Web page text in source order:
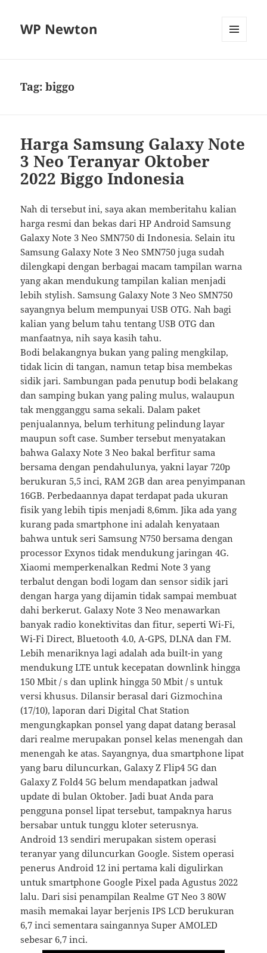
WP Newton
Tag:biggo
Harga Samsung Galaxy Note
3 Neo Teranyar Oktober
2022 Biggo Indonesia
Nah di tersebut ini, saya akan memberitahu kalian
harga resmi dan bekas dari HP Android Samsung
Galaxy Note 3 Neo SMN750 di Indonesia. Selain itu
Samsung Galaxy Note 3 Neo SMN750 juga sudah
dilengkapi dengan berbagai macam tampilan warna
yang akan mendukung tampilan kalian menjadi
lebih stylish. Samsung Galaxy Note 3 Neo SMN750
sayangnya belum mempunyai USB OTG. Nah bagi
kalian yang belum tahu tentang USB OTG dan
manfaatnya, nih saya kasih tahu.
Bodi belakangnya bukan yang paling mengkilap,
tidak licin di tangan, namun tetap bisa membekas
sidik jari. Sambungan pada penutup bodi belakang
dan samping bukan yang paling mulus, walaupun
tak mengganggu sama sekali. Dalam paket
penjualannya, belum terhitung pelindung layar
maupun soft case. Sumber tersebut menyatakan
bahwa Galaxy Note 3 Neo bakal berfitur sama
bersama dengan pendahulunya, yakni layar 720p
berukuran 5,5 inci, RAM 2GB dan area penyimpanan
16GB. Perbedaannya dapat terdapat pada ukuran
fisik yang lebih tipis menjadi 8,6mm. Jika ada yang
kurang pada smartphone ini adalah kenyataan
bahwa untuk seri Samsung N750 bersama dengan
processor Exynos tidak mendukung jaringan 4G.
Xiaomi memperkenalkan Redmi Note 3 yang
terbalut dengan bodi logam dan sensor sidik jari
dengan harga yang dijamin tidak sampai membuat
dahi berkerut. Galaxy Note 3 Neo menawarkan
banyak radio konektivitas dan fitur, seperti Wi-Fi,
Wi-Fi Direct, Bluetooth 4.0, A-GPS, DLNA dan FM.
Lebih menariknya lagi adalah ada built-in yang
mendukung LTE untuk kecepatan downlink hingga
150 Mbit / s dan uplink hingga 50 Mbit / s untuk
versi khusus. Dilansir berasal dari Gizmochina
(17/10), laporan dari Digital Chat Station
mengungkapkan ponsel yang dapat datang berasal
dari realme merupakan ponsel kelas menengah dan
menengah ke atas. Sayangnya, dua smartphone lipat
yang baru diluncurkan, Galaxy Z Flip4 5G dan
Galaxy Z Fold4 5G belum mendapatkan jadwal
update di bulan Oktober. Jadi buat Anda para
pengguna ponsel lipat tersebut, tampaknya harus
bersabar untuk tunggu kloter seterusnya.
Android 13 sendiri merupakan sistem operasi
teranyar yang diluncurkan Google. Sistem operasi
penerus Android 12 ini pertama kali digulirkan
untuk smartphone Google Pixel pada Agustus 2022
lalu. Dari sisi penampilan Realme GT Neo 3 80W
masih memakai layar berjenis IPS LCD berukuran
6,7 inci sementara saingannya Super AMOLED
sebesar 6,7 inci.